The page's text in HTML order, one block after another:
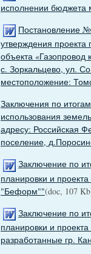
исполнении бюджета
Постановление
утверждения проекта
объекта
с. Зоркальцево, ул.
местоположение:
Заключения по
использования
адресу: Российская
поселение,
Заключение по
планировки и
"Беформ""(doc, 107
Заключение по
планировки и
разработанные гр.